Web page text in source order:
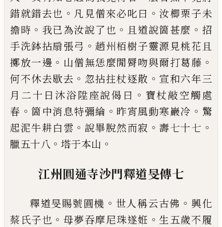
錯就錯去也 。 凡見僧來必叱曰 。 汝楖栗子未
擔時 。 我已為汝說了也 。 且道說箇甚麼 。 招
手洗鉢拈扇張弓 。趙州栢樹子靈源 見桃花且
擲放一邊 。 山僧無恁麼閒脣吻與爾打葛藤 。
何不休去歇去 。 忽拈拄杖逐散 。 宣和六年三
月二十日沐浴陞座說偈曰 。 寶杖敲空觸處
春 。箇中消息特彌綸 。 昨宵風動寒巖冷 。 驚
起泥牛耕白雲 。 說畢脫然而寂 。 壽七十七 。
臘五十八 。 塔于本山 。
江州圓通寺沙門釋道旻傳七
釋道旻賜號圓機 。 世人稱云古佛 。 興化
蔡 氏子也 。 母夢吞摩尼珠遂姙 。生五歲不履